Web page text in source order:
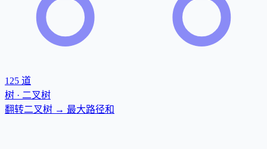
125 道
树 · 二叉树
翻转二叉树 → 最大路径和